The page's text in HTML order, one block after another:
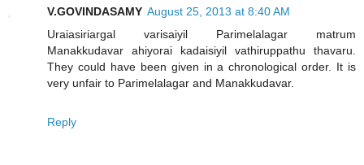
V.GOVINDASAMY August 25, 2013 at 8:40 AM
Uraiasiriargal varisaiyil Parimelalagar matrum
Manakkudavar ahiyorai kadaisiyil vathiruppathu thavaru.
They could have been given in a chronological order. It is
very unfair to Parimelalagar and Manakkudavar.
Reply